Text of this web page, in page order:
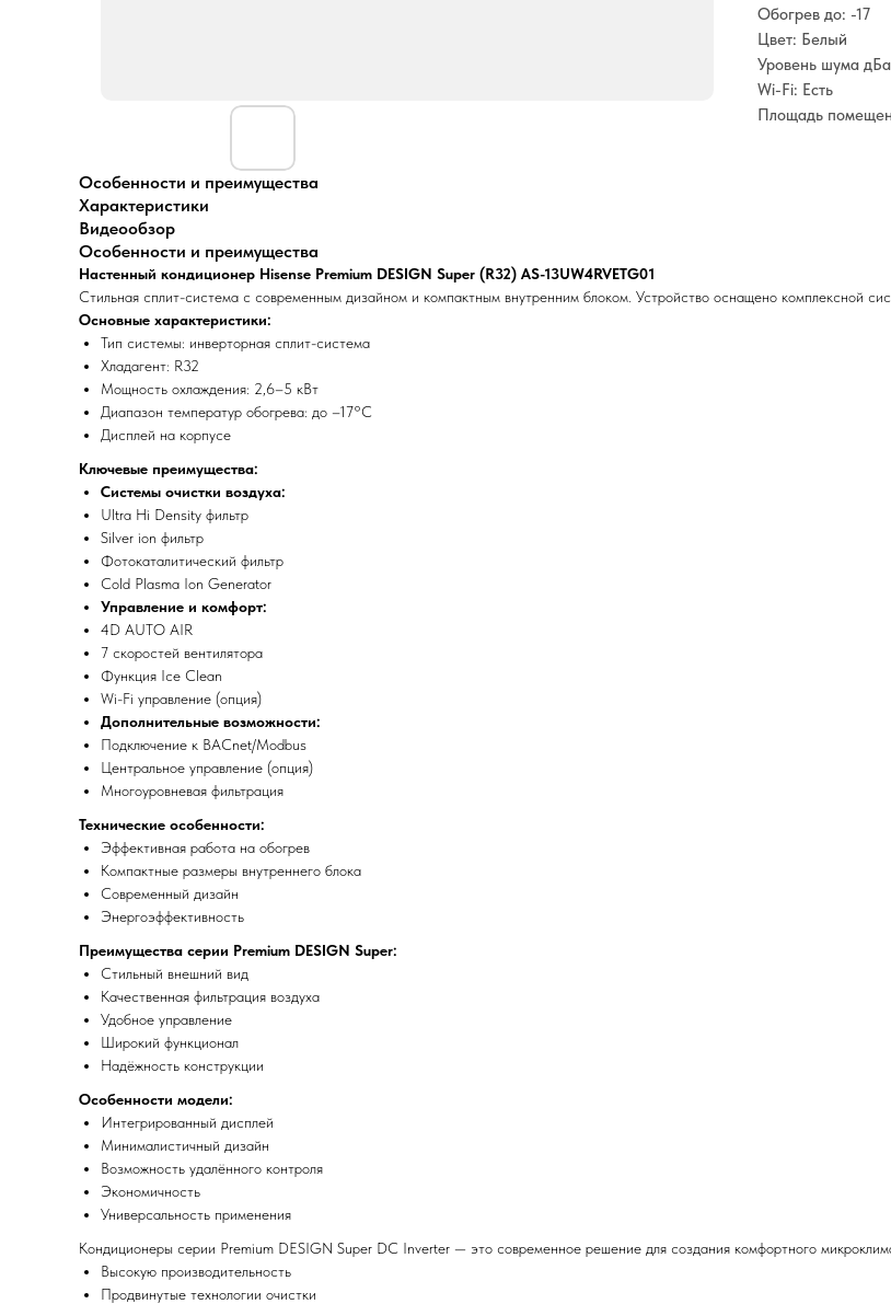
Обогрев до: -17
Цвет: Белый
Уровень шума
Wi-Fi: Есть
Площадь
Особенности и преимущества
Характеристики
Видеообзор
Особенности и преимущества
Настенный кондиционер Hisense Premium DESIGN Super (R32) AS-13UW4RVETG01
Стильная сплит-система с современным дизайном и компактным внутренним блоком. Устройство оснащено комплексной
Основные характеристики:
Тип системы: инверторная сплит-система
Хладагент: R32
Мощность охлаждения: 2,6–5 кВт
Диапазон температур обогрева: до –17°C
Дисплей на корпусе
Ключевые преимущества:
Системы очистки воздуха:
Ultra Hi Density фильтр
Silver ion фильтр
Фотокаталитический фильтр
Cold Plasma Ion Generator
Управление и комфорт:
4D AUTO AIR
7 скоростей вентилятора
Функция Ice Clean
Wi-Fi управление (опция)
Дополнительные возможности:
Подключение к BACnet/Modbus
Центральное управление (опция)
Многоуровневая фильтрация
Технические особенности:
Эффективная работа на обогрев
Компактные размеры внутреннего блока
Современный дизайн
Энергоэффективность
Преимущества серии Premium DESIGN Super:
Стильный внешний вид
Качественная фильтрация воздуха
Удобное управление
Широкий функционал
Надёжность конструкции
Особенности модели:
Интегрированный дисплей
Минималистичный дизайн
Возможность удалённого контроля
Экономичность
Универсальность применения
Кондиционеры серии Premium DESIGN Super DC Inverter — это современное решение для создания комфортного
Высокую производительность
Продвинутые технологии очистки